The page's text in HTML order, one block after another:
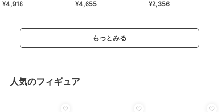
¥4,918 ¥4,655 ¥2,356
もっとみる
人気のフィギュア